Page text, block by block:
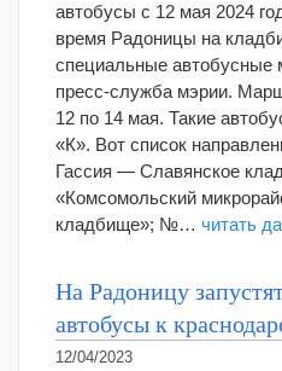
автобусы с 12 мая 2024
время Радоницы на
специальные
пресс-служба мэрии.
12 по 14 мая. Такие
«К». Вот список
Гассия — Славянское
«Комсомольский
кладбище»; №… читать
На Радоницу
автобусы к
12/04/2023